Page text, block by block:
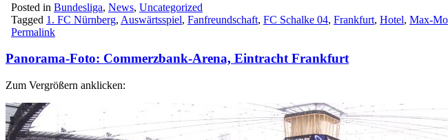
Posted in Bundesliga, News, Uncategorized
Tagged 1. FC Nürnberg, Auswärtsspiel, Fanfreundschaft, FC Schalke 04, Frankfurt, Hotel, Max-
Permalink
Panorama-Foto: Commerzbank-Arena, Eintracht Frankfurt
Zum Vergrößern anklicken: